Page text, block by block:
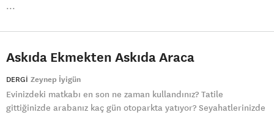
...
Askıda Ekmekten Askıda Araca
DERGI Zeynep İyigün
Evinizdeki matkabı en son ne zaman kullandınız? Tatile
gittiğinizde arabanız kaç gün otoparkta yatıyor? Seyahatlerinizde